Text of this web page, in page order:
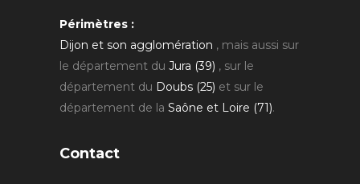
Périmètres :
Dijon et son agglomération , mais aussi sur
le département du Jura (39) , sur le
département du Doubs (25) et sur le
département de la Saône et Loire (71).
Contact